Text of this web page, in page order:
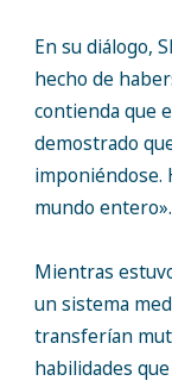
En su diálogo,
hecho de
contienda que
demostrado
imponiéndose.
mundo entero».
Mientras
un sistema
transferían
habilidades